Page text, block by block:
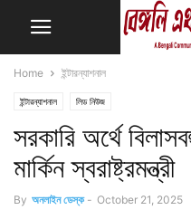
Home ইন্টারন্যাশনাল
ইন্টারন্যাশনাল লিড নিউজ
সরকারি অর্থে
মার্কিন স্বরাষ্ট্রমন্ত্রী
By অনলাইন ডেস্ক - October 21, 2025